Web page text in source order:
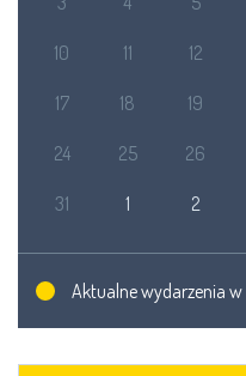
10 11 12
17 18 19
24 25 26
31 1 2
Aktualne wydarzenia